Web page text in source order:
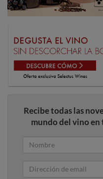
Recibe todas las
mundo del vino en